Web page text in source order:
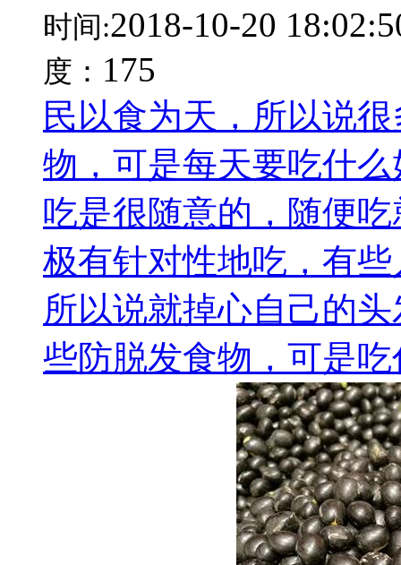
时间:2018-10-20
度： 175
民以食为天，所以说
物，可是每天要吃什
吃是很随意的，随便
极有针对性地吃，有
所以说就掉心自己的
些防脱发食物，可是吃